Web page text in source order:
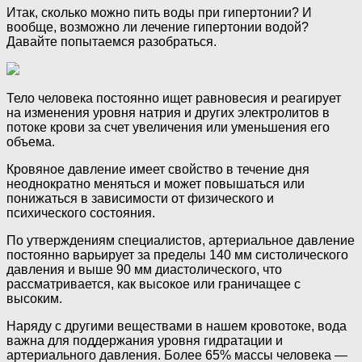
Итак, сколько можно пить воды при гипертонии? И
вообще, возможно ли лечение гипертонии водой?
Давайте попытаемся разобраться.
Тело человека постоянно ищет равновесия и реагирует
на изменения уровня натрия и других электролитов в
потоке крови за счет увеличения или уменьшения его
объема.
Кровяное давление имеет свойство в течение дня
неоднократно меняться и может повышаться или
понижаться в зависимости от физического и
психического состояния.
По утверждениям специалистов, артериальное давление
постоянно варьирует за пределы 140 мм систолического
давления и выше 90 мм диастолического, что
рассматривается, как высокое или граничащее с
высоким.
Наряду с другими веществами в нашем кровотоке, вода
важна для поддержания уровня гидратации и
артериального давления. Более 65% массы человека —